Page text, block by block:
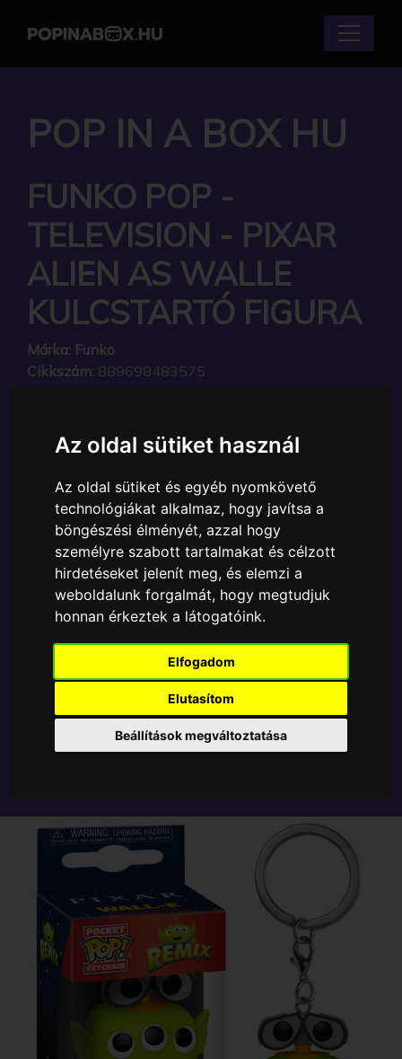
Az oldal sütiket használ
Az oldal sütiket és egyéb nyomkövető
technológiákat alkalmaz, hogy javítsa a
böngészési élményét, azzal hogy
személyre szabott tartalmakat és célzott
hirdetéseket jelenít meg, és elemzi a
weboldalunk forgalmát, hogy megtudjuk
honnan érkeztek a látogatóink.
Elfogadom
Elutasítom
Beállítások megváltoztatása
POP IN A BOX HU
FUNKO POP -
TELEVISION - PIXAR
ALIEN AS WALLE
KULCSTARTÓ FIGURA
Márka: Funko
Cikkszám: 889698483575
A Funko POP - Television egyik népszerű terméke a
kulcstartó figura, amely ablakos csomagolásban azaz
- POP In a Box - várja új gazdáját.
A termék sajnos nem elérhető, nézd meg
MÁSOK MIT VESZNEK
Tetszik? Osszd meg másokkal!